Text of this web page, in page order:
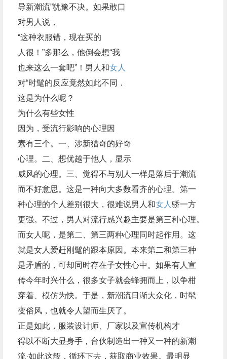
导新潮流”犹豫不决。如果敢口
对男人说，
“这种衣服错，现在买的
人很！”多那么，他倒会想“我
也来这么一套吧”！男人和女人
对“时髦的反应竟然如此不同．
这是为什么呢？
为什么有些女性
因为，受流行影响的心理因
素有三个。一、涉新猎奇的好奇
心理。二、想优越于他人，显示
威风的心理。三、觉得不与别人一样是落后于潮流
而不好意思。这是一种向大多数看齐的心理。第一
种心理的个人差别很大，很难说男人和女人骄一方
更强。不过，男人对流行感兴趣主要是第三种心理。
而女人呢，是第二、第三两种心理同时起作用。这
就是女人爱赶刚髦的跟本原因。本来第二和第三种
是矛盾的，可却同时存在子女性心中。如果有人宣
传今年时兴什么，很多女子就会蜂拥而上，以争柑
穿着、模仿为快。于是，新潮流日渐大众化，时髦
变俗风，也就令人望而生厌了。
正是如此，服装设计师、厂家以及宣传机构才
得以不断大显身手，台伙制造出一种又一种的新潮
流·如此这般，循环下去，获取商业效果。最明显